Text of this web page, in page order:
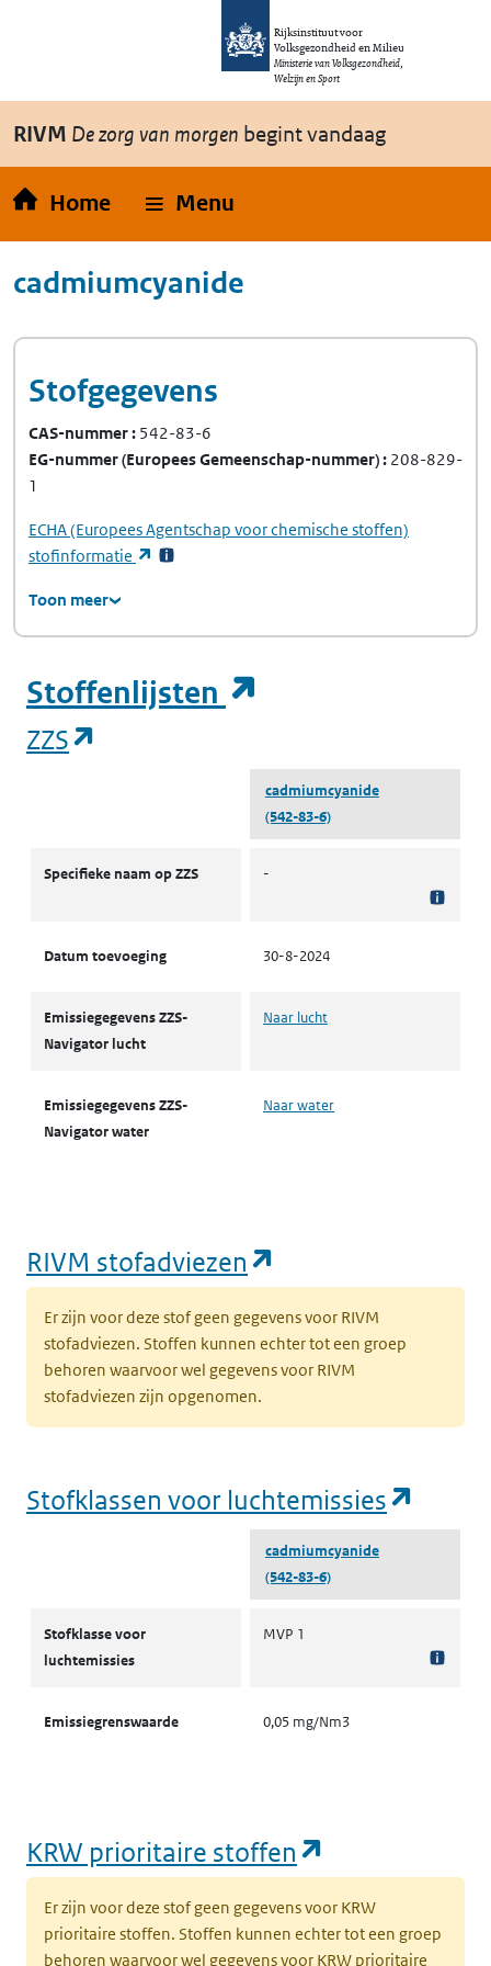
Overslaan en naar de inhoud gaan
Rijksinstituut voor
Volksgezondheid en Milieu
Ministerie van Volksgezondheid,
Welzijn en Sport
RIVM De zorg van morgen begint vandaag
Home Menu
cadmiumcyanide
Stofgegevens
CAS-nummer 542-83-6
EG-nummer(Europees Gemeenschap-nummer) 208-829-
1
ECHA(Europees Agentschap voor chemische stoffen)
stofinformatie
(opent in een nieuw tabblad)
Toon meer
Stoffenlijsten
ZZS
cadmiumcyanide
(542-83-6)
Specifieke naam op ZZS -
Datum toevoeging 30-8-2024
Emissiegegevens ZZS-
Navigator lucht
Naar lucht
Emissiegegevens ZZS-
Navigator water
Naar water
RIVM stofadviezen
Er zijn voor deze stof geen gegevens voor RIVM
stofadviezen. Stoffen kunnen echter tot een groep
behoren waarvoor wel gegevens voor RIVM
stofadviezen zijn opgenomen.
Stofklassen voor luchtemissies
cadmiumcyanide
(542-83-6)
Stofklasse voor
luchtemissies
MVP 1
Emissiegrenswaarde 0,05 mg/Nm3
KRW prioritaire stoffen
Er zijn voor deze stof geen gegevens voor KRW
prioritaire stoffen. Stoffen kunnen echter tot een groep
behoren waarvoor wel gegevens voor KRW prioritaire